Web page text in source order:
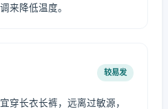
来降低温度。
较易发
穿长衣长裤，远离过敏源，